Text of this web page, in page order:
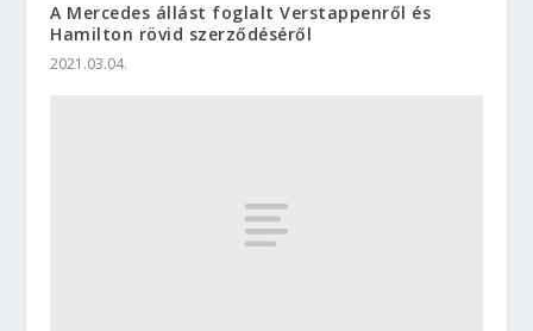
A Mercedes állást foglalt Verstappenről és
Hamilton rövid szerződéséről
2021.03.04.